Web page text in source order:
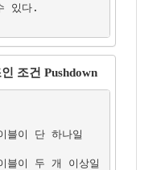
있다.
조건 Pushdown
블이 단 하나일
블이 두 개 이상일